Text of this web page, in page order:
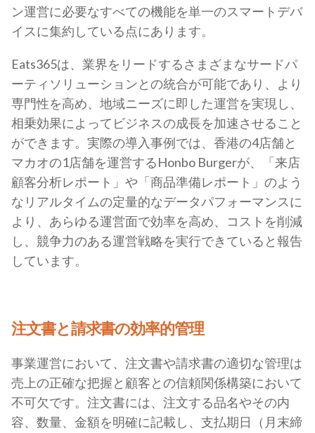
ン運営に必要なすべての機能を単一のスマートデバ
イスに集約している点にあります。
Eats365は、業界をリードするさまざまなサードパ
ーティソリューションとの統合が可能であり、より
専門性を高め、地域ニーズに即した運営を実現し、
相乗効果によってビジネスの成長を加速させること
ができます。実際の導入事例では、香港の4店舗と
マカオの1店舗を運営するHonbo Burgerが、「来店
顧客分析レポート」や「商品準備レポート」のよう
なリアルタイムの定量的なデータパフォーマンスに
より、あらゆる運営面で効率を高め、コストを削減
し、競争力のある運営戦略を実行できていると報告
しています。
注文書と請求書の効率的管理
事業運営において、注文書や請求書の適切な管理は
売上の正確な把握と顧客との信頼関係構築において
不可欠です。注文書には、注文する品名やその内
容、数量、金額を明確に記載し、支払期日（月末締